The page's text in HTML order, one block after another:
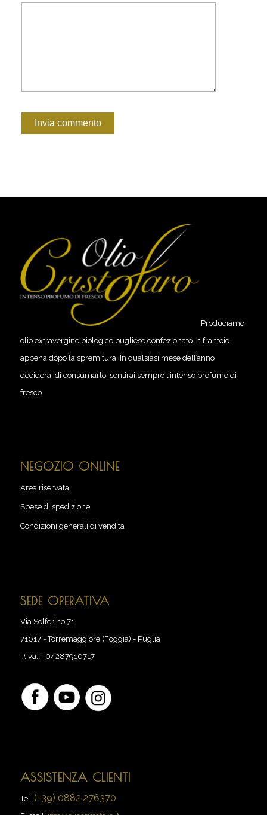
Produciamo
olio extravergine biologico pugliese confezionato in frantoio
appena dopo la spremitura. In qualsiasi mese dell’anno
deciderai di consumarlo, sentirai sempre l’intenso profumo di
fresco.
NEGOZIO ONLINE
Area riservata
Spese di spedizione
Condizioni generali di vendita
SEDE OPERATIVA
Via Solferino 71
71017-Torremaggiore (Foggia) - Puglia
P.iva: IT04287910717
ASSISTENZA CLIENTI
Tel. (+39) 0882.276370